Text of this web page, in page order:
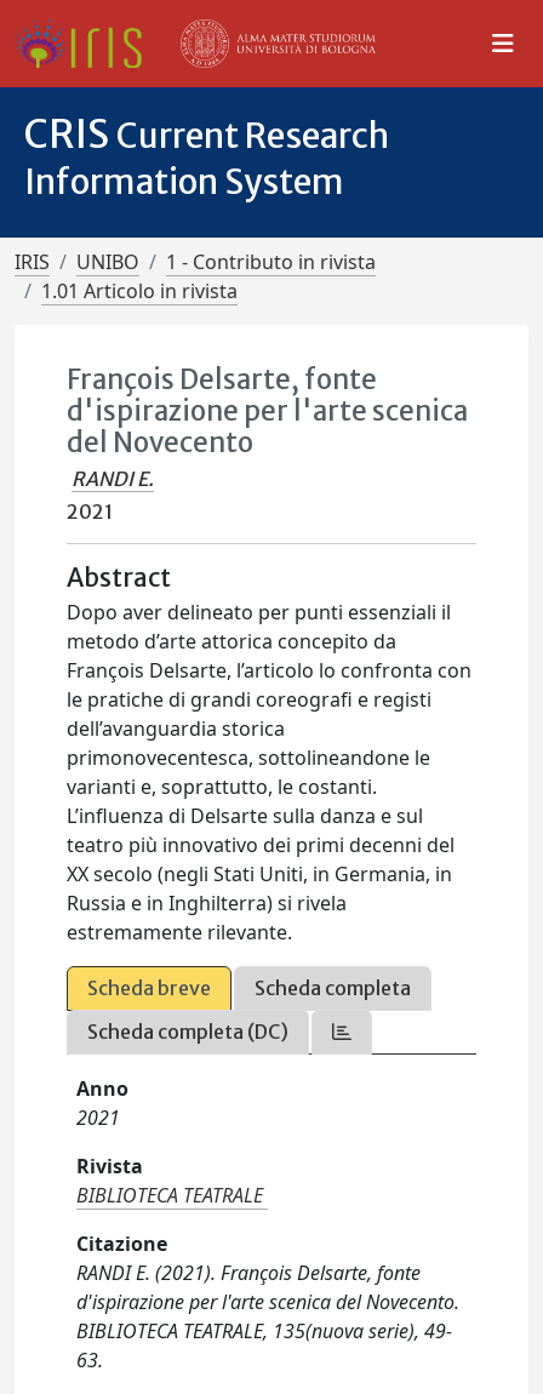
CRIS Current Research
Information System
IRIS UNIBO
1 - Contributo in rivista
1.01 Articolo in rivista
François Delsarte, fonte
d'ispirazione per l'arte scenica
del Novecento
RANDI E.
2021
Abstract
Dopo aver delineato per punti essenziali il
metodo d’arte attorica concepito da
François Delsarte, l’articolo lo confronta con
le pratiche di grandi coreografi e registi
dell’avanguardia storica
primonovecentesca, sottolineandone le
varianti e, soprattutto, le costanti.
L’influenza di Delsarte sulla danza e sul
teatro più innovativo dei primi decenni del
XX secolo (negli Stati Uniti, in Germania, in
Russia e in Inghilterra) si rivela
estremamente rilevante.
Scheda breve
Scheda completa
Scheda completa (DC)
Anno
2021
Rivista
BIBLIOTECA TEATRALE
Citazione
RANDI E. (2021). François Delsarte, fonte
d'ispirazione per l'arte scenica del Novecento.
BIBLIOTECA TEATRALE, 135(nuova serie), 49-
63.